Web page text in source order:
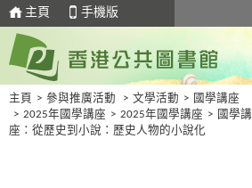
主頁 手機版
主頁 > 參與推廣活動 > 文學活動 > 國學講座
> 2025年國學講座 > 2025年國學講座 > 國學講
座：從歷史到小說：歷史人物的小說化